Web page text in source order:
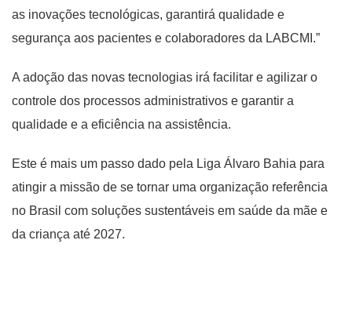
as inovações tecnológicas, garantirá qualidade e
segurança aos pacientes e colaboradores da LABCMI.”
A adoção das novas tecnologias irá facilitar e agilizar o
controle dos processos administrativos e garantir a
qualidade e a eficiência na assistência.
Este é mais um passo dado pela Liga Álvaro Bahia para
atingir a missão de se tornar uma organização referência
no Brasil com soluções sustentáveis em saúde da mãe e
da criança até 2027.